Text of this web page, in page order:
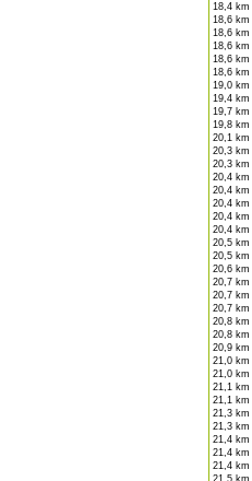
18,4 km
18,6 km
18,6 km
18,6 km
18,6 km
18,6 km
19,0 km
19,4 km
19,7 km
19,8 km
20,1 km
20,3 km
20,3 km
20,4 km
20,4 km
20,4 km
20,4 km
20,4 km
20,5 km
20,5 km
20,6 km
20,7 km
20,7 km
20,7 km
20,8 km
20,8 km
20,9 km
21,0 km
21,0 km
21,1 km
21,1 km
21,3 km
21,3 km
21,4 km
21,4 km
21,4 km
21,5 km